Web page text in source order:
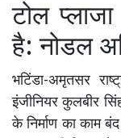
टोल
है: नोडल
भटिंडा-अमृतसर
इंजीनियर कुलबीर
के निर्माण का काम